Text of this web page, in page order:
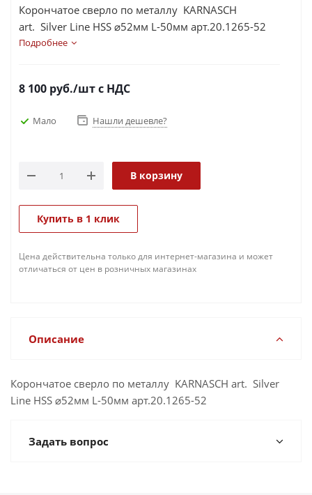
Корончатое сверло по металлу KARNASCH
art. Silver Line HSS ⌀52мм L-50мм арт.20.1265-52
Подробнее
8 100 руб./штс НДС
Мало Нашли дешевле?
В корзину
Купить в 1 клик
Цена действительна только для интернет-магазина и может
отличаться от цен в розничных магазинах
Описание
Корончатое сверло по металлу KARNASCH art. Silver
Line HSS ⌀52мм L-50мм арт.20.1265-52
Задать вопрос